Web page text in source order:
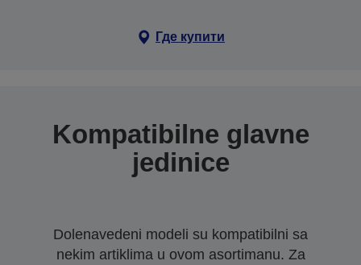
Где купити
Kompatibilne glavne
jedinice
Dolenavedeni modeli su kompatibilni sa
nekim artiklima u ovom asortimanu. Za